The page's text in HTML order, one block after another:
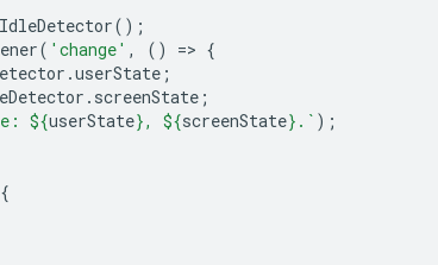
IdleDetector();
( 'change' , () => {
.userState ;
. screenState ;
${userState}, ${screenState} .` );